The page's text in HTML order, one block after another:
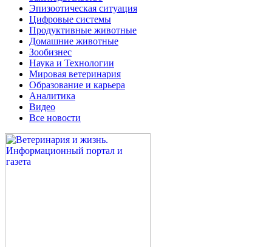
Эпизоотическая ситуация
Цифровые системы
Продуктивные животные
Домашние животные
Зообизнес
Наука и Технологии
Мировая ветеринария
Образование и карьера
Аналитика
Видео
Все новости